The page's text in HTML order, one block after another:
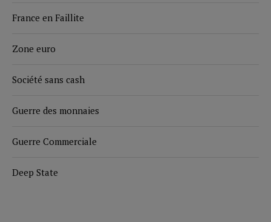
France en Faillite
Zone euro
Société sans cash
Guerre des monnaies
Guerre Commerciale
Deep State